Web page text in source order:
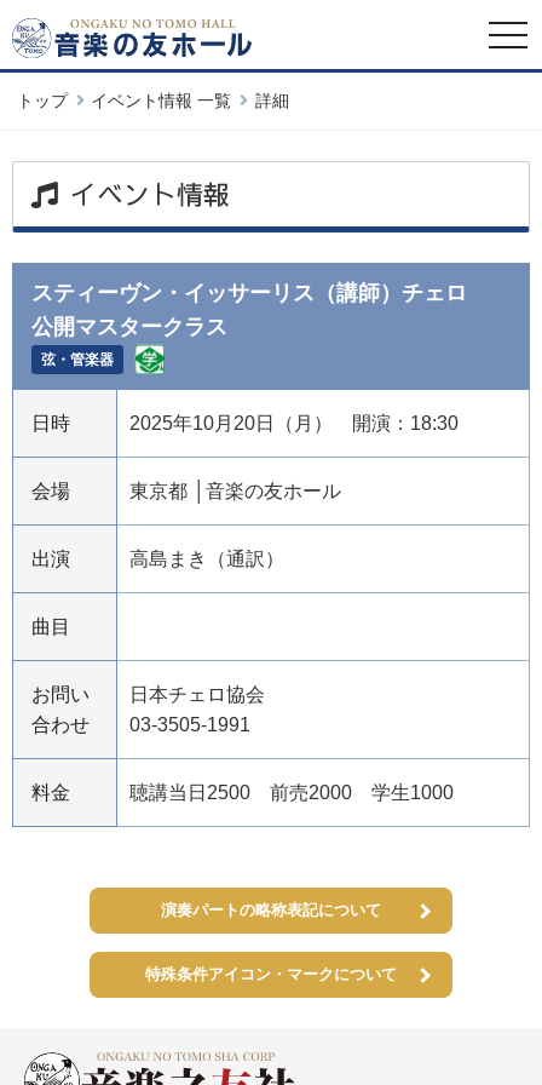
トップ イベント情報 一覧 詳細
イベント情報
スティーヴン・イッサーリス（講師）チェロ
公開マスタークラス
弦・管楽器
日時 2025年10月20日（月） 開演：18:30
会場 東京都 音楽の友ホール
出演 高島まき（通訳）
曲目
お問い
合わせ
日本チェロ協会
03-3505-1991
料金 聴講当日2500 前売2000 学生1000
演奏パートの略称表記について
特殊条件アイコン・マークについて